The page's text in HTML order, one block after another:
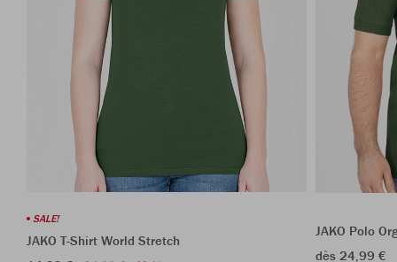
SALE!
JAKO T-Shirt World Stretch
JAKO Polo
dès 24,99 €